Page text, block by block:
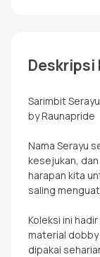
Deskripsi
Sarimbit
by Raunapride
Nama Serayu
kesejukan,
harapan kita
saling
Koleksi ini
material dobby
dipakai